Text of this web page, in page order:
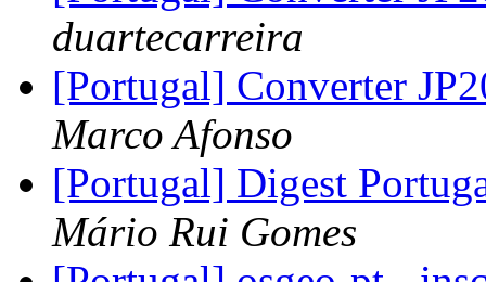
duartecarreira
[Portugal] Converter
Marco Afonso
[Portugal] Digest
Mário Rui Gomes